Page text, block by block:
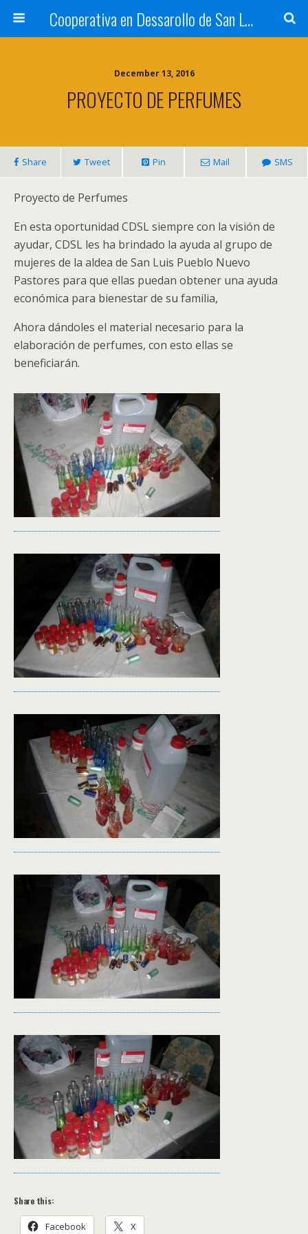
Cooperativa en Dessarollo de San Luis
December 13, 2016
PROYECTO DE PERFUMES
Share Tweet Pin Mail SMS
Proyecto de Perfumes
En esta oportunidad CDSL siempre con la visión de
ayudar, CDSL les ha brindado la ayuda al grupo de
mujeres de la aldea de San Luis Pueblo Nuevo
Pastores para que ellas puedan obtener una ayuda
económica para bienestar de su familia,
Ahora dándoles el material necesario para la
elaboración de perfumes, con esto ellas se
beneficiarán.
Share this:
Facebook X